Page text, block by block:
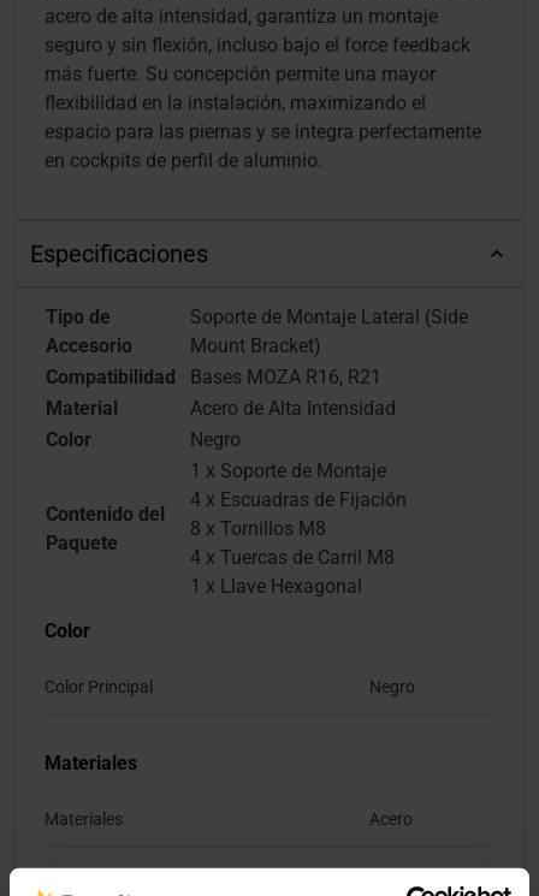
acero de alta intensidad, garantiza un montaje
seguro y sin flexión, incluso bajo el force feedback
más fuerte. Su concepción permite una mayor
flexibilidad en la instalación, maximizando el
espacio para las piernas y se integra perfectamente
en cockpits de perfil de aluminio.
Especificaciones
Tipo de
Accesorio
Soporte de Montaje Lateral (Side
Mount Bracket)
Compatibilidad
Bases MOZA R16, R21
Material
Acero de Alta Intensidad
Color
Negro
Contenido del
Paquete
1 x Soporte de Montaje
4 x Escuadras de Fijación
8 x Tornillos M8
4 x Tuercas de Carril M8
1 x Llave Hexagonal
Color
Color Principal Negro
Materiales
Materiales Acero